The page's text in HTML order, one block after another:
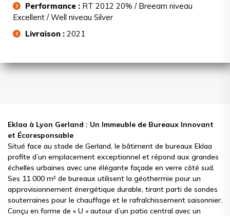
Performance : RT 2012 20% / Breeam niveau
Excellent / Well niveau Silver
Livraison : 2021
Eklaa à Lyon Gerland : Un Immeuble de Bureaux Innovant
et Écoresponsable
Situé face au stade de Gerland, le bâtiment de bureaux Eklaa
profite d’un emplacement exceptionnel et répond aux grandes
échelles urbaines avec une élégante façade en verre côté sud.
Ses 11 000 m² de bureaux utilisent la géothermie pour un
approvisionnement énergétique durable, tirant parti de sondes
souterraines pour le chauffage et le rafraîchissement saisonnier.
Conçu en forme de « U » autour d’un patio central avec un